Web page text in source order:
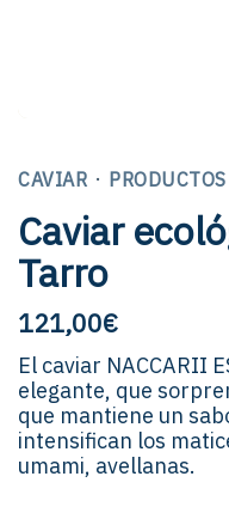
CAVIAR ·
Caviar
Tarro
121,00€
El caviar NACCARII
elegante, que
que mantiene un
intensifican los
umami, avellanas.